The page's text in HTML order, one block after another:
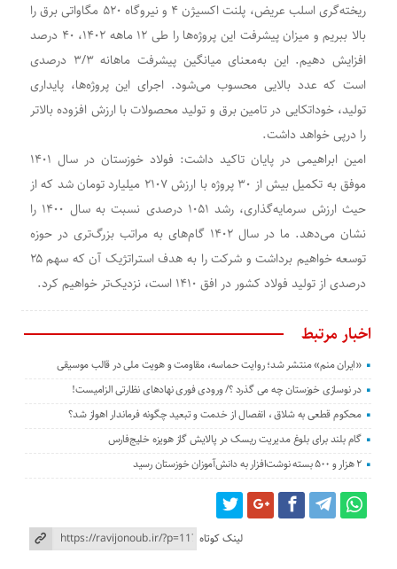
ریخته‌گری اسلب عریض، پلنت اکسیژن ۴ و نیروگاه ۵۲۰ مگاواتی برق را
بالا ببریم و میزان پیشرفت این پروژه‌ها را طی ۱۲ ماهه ۱۴۰۲، ۴۰ درصد
افزایش دهیم. این به‌معنای میانگین پیشرفت ماهانه ۳/۳ درصدی
است که عدد بالایی محسوب می‌شود. اجرای این پروژه‌ها، پایداری
تولید، خوداتکایی در تامین برق و تولید محصولات با ارزش افزوده بالاتر
را درپی خواهد داشت.
امین ابراهیمی در پایان تاکید داشت: فولاد خوزستان در سال ۱۴۰۱
موفق به تکمیل بیش از ۳۰ پروژه با ارزش ۲۱۰۷ میلیارد تومان شد که از
حیث ارزش سرمایه‌گذاری، رشد ۱۰۵۱ درصدی نسبت به سال ۱۴۰۰ را
نشان می‌دهد. ما در سال ۱۴۰۲ گام‌های به مراتب بزرگ‌تری در حوزه
توسعه‌ خواهیم برداشت و شرکت را به هدف استراتژیک آن که سهم ۲۵
درصدی از تولید فولاد کشور در افق ۱۴۱۰ است، نزدیک‌تر خواهیم کرد.
اخبار مرتبط
«ایران منم» منتشر شد؛ روایت حماسه، مقاومت و هویت ملی در قالب موسیقی
در نوسازی خوزستان چه می گذرد ؟/ ورودی فوری نهادهای نظارتی الزامیست!
محکوم قطعی به شلاق ، انفصال از خدمت و تبعید چگونه فرماندار اهواز شد؟
گام بلند برای بلوغ مدیریت ریسک در پالایش گاز هویزه خلیج‌فارس
۲ هزار و ۵۰۰ بسته نوشت‌افزار به دانش‌آموزان خوزستان رسید
لینک کوتاه